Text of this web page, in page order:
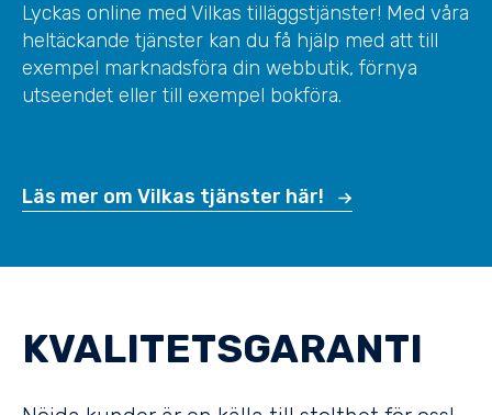
Lyckas online med Vilkas tilläggstjänster! Med våra
heltäckande tjänster kan du få hjälp med att till
exempel marknadsföra din webbutik, förnya
utseendet eller till exempel bokföra.
Läs mer om Vilkas tjänster här!
KVALITETSGARANTI